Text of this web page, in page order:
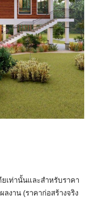
ยเท่านั้นและสำหรับราคา
ลงาน (ราคาก่อสร้างจริง